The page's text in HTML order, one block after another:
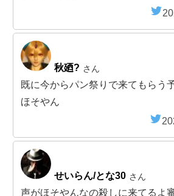
秋廼? さん
既に今からパン祭りで来てもらう
ほそやん
せいらん/とな30 さん
声がほそやんなの殺しに来てるよ